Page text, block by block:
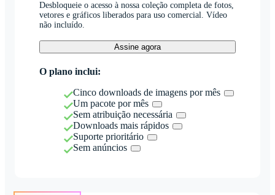
Desbloqueie o acesso à nossa coleção completa de fotos,
vetores e gráficos liberados para uso comercial. Vídeo
não incluído.
Assine agora
O plano inclui:
Cinco downloads de imagens por mês
Um pacote por mês
Sem atribuição necessária
Downloads mais rápidos
Suporte prioritário
Sem anúncios